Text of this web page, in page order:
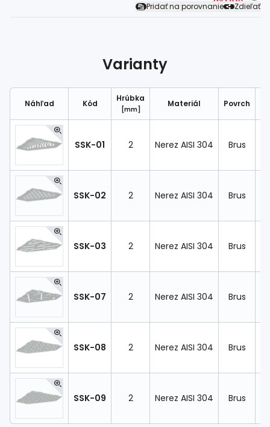
Pridať na porovnanie
Zdieľať
Varianty
Náhľad Kód
Hrúbka
[mm]
Materiál Povrch
SSK-01 2 Nerez AISI 304 Brus
SSK-02 2 Nerez AISI 304 Brus
SSK-03 2 Nerez AISI 304 Brus
SSK-07 2 Nerez AISI 304 Brus
SSK-08 2 Nerez AISI 304 Brus
SSK-09 2 Nerez AISI 304 Brus